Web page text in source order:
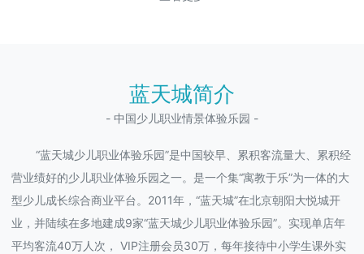
蓝天城简介
- 中国少儿职业情景体验乐园 -
“蓝天城少儿职业体验乐园”是中国较早、累积客流量大、累积经
营业绩好的少儿职业体验乐园之一。是一个集“寓教于乐”为一体的大
型少儿成长综合商业平台。2011年，“蓝天城”在北京朝阳大悦城开
业，并陆续在多地建成9家“蓝天城少儿职业体验乐园”。实现单店年
平均客流40万人次， VIP注册会员30万，每年接待中小学生课外实